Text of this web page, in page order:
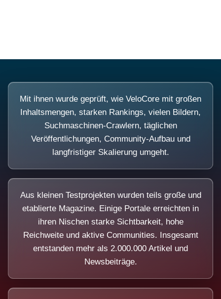
Mit ihnen wurde geprüft, wie VeloCore mit großen
Inhaltsmengen, starken Rankings, vielen Bildern,
Suchmaschinen-Crawlern, täglichen
Veröffentlichungen, Community-Aufbau und
langfristiger Skalierung umgeht.
Aus kleinen Testprojekten wurden teils große und
etablierte Magazine. Einige Portale erreichten in
ihren Nischen starke Sichtbarkeit, hohe
Reichweite und aktive Communities. Insgesamt
entstanden mehr als 2.000.000 Artikel und
Newsbeiträge.